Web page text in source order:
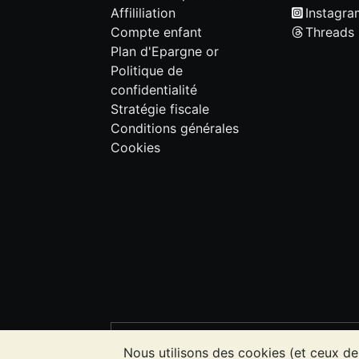
Nous utilisons des cookies (et ceux
Affililiation
Compte enfant
Plan d'Epargne or
Politique de
confidentialité
Stratégie fiscale
Conditions générales
Cookies
Threads